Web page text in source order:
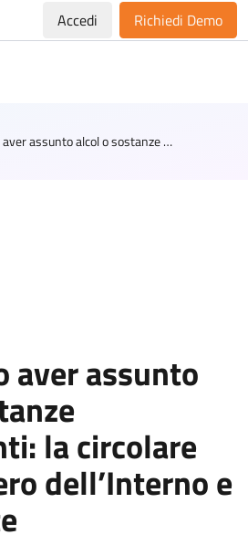
Accedi Richiedi Demo
Guida dopo aver assunto alcol o sostanze stupefacenti: la circolare del Ministero dell’Interno e della Salute
aver assunto
la circolare
dell’Interno e